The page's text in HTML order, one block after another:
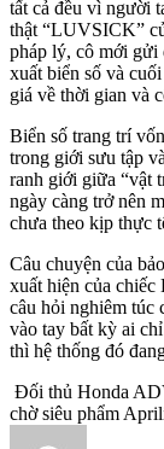
tất cả đều vì người
thật “LUVSICK”
pháp lý, cô mới gửi
xuất biển số và
giá về thời gian và
Biển số trang trí
trong giới sưu tập
ranh giới giữa “vật
ngày càng trở nên
chưa theo kịp thực
Câu chuyện của
xuất hiện của
câu hỏi nghiêm túc
vào tay bất kỳ ai
thì hệ thống đó
Đối thủ Honda
chờ siêu phẩm